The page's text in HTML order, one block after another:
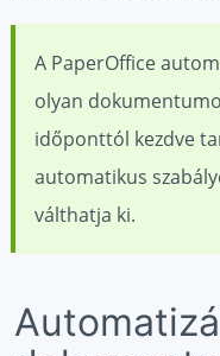
A PaperOffice
olyan
időponttól kezdve
automatikus
válthatja ki.